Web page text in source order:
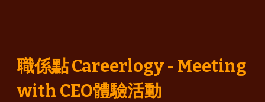
職係點 Careerlogy - Meeting
with CEO體驗活動